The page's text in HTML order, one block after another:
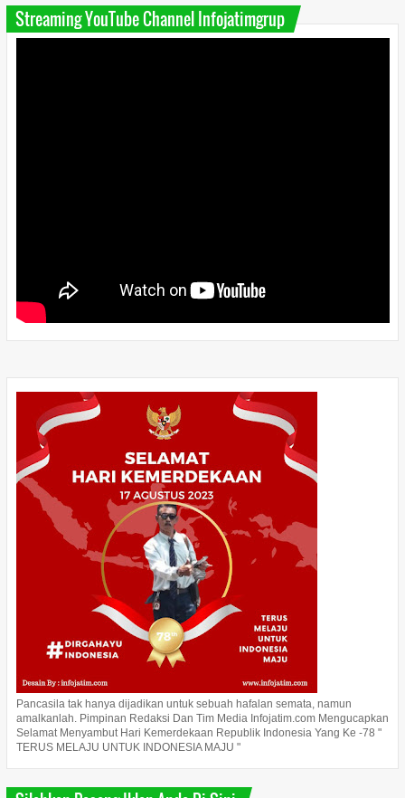
Streaming YouTube Channel Infojatimgrup
Pancasila tak hanya dijadikan untuk sebuah hafalan semata, namun
amalkanlah. Pimpinan Redaksi Dan Tim Media Infojatim.com Mengucapkan
Selamat Menyambut Hari Kemerdekaan Republik Indonesia Yang Ke -78 "
TERUS MELAJU UNTUK INDONESIA MAJU "